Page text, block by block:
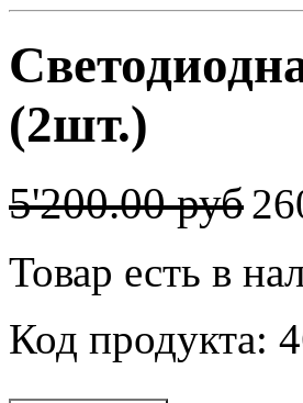
(2шт.)
5'200.00 руб
Товар есть в
Код продукта: